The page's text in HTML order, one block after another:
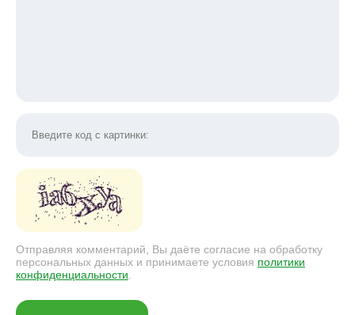
Отправляя комментарий, Вы даёте согласие на обработку
персональных данных и принимаете условия политики
конфиденциальности.